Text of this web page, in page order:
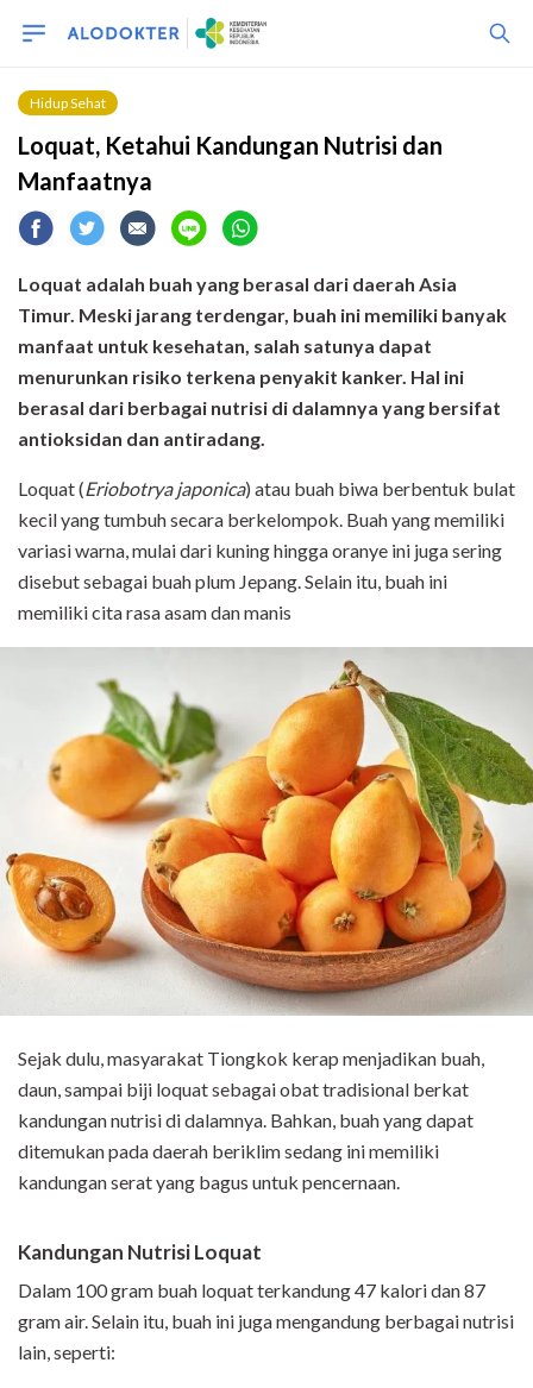
Hidup Sehat
Loquat, Ketahui Kandungan Nutrisi dan
Manfaatnya
Loquat adalah buah yang berasal dari daerah Asia
Timur. Meski jarang terdengar, buah ini memiliki banyak
manfaat untuk kesehatan, salah satunya dapat
menurunkan risiko terkena penyakit kanker. Hal ini
berasal dari berbagai nutrisi di dalamnya yang bersifat
antioksidan dan antiradang.
Loquat (Eriobotrya japonica) atau buah biwa berbentuk bulat
kecil yang tumbuh secara berkelompok. Buah yang memiliki
variasi warna, mulai dari kuning hingga oranye ini juga sering
disebut sebagai buah plum Jepang. Selain itu, buah ini
memiliki cita rasa asam dan manis
Sejak dulu, masyarakat Tiongkok kerap menjadikan buah,
daun, sampai biji loquat sebagai obat tradisional berkat
kandungan nutrisi di dalamnya. Bahkan, buah yang dapat
ditemukan pada daerah beriklim sedang ini memiliki
kandungan serat yang bagus untuk pencernaan.
Kandungan Nutrisi Loquat
Dalam 100 gram buah loquat terkandung 47 kalori dan 87
gram air. Selain itu, buah ini juga mengandung berbagai nutrisi
lain, seperti: